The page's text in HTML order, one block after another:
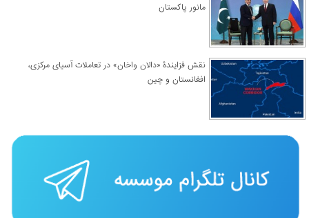
مانور پاکستان
نقش فزایندۀ «دالان واخان» در تعاملات آسیای مرکزی،
افغانستان و چین